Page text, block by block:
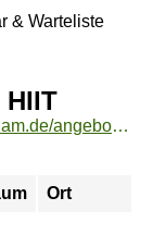
& Warteliste
https://buchung.hochschulsport-potsdam.de/angebote/aktueller_zeitraum/_Bodyweight_Training__und__HIIT.html
Ort